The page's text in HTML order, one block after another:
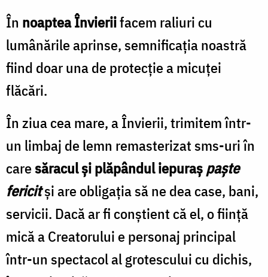
În noaptea Învieriifacem raliuri cu
lumânările aprinse, semnificaţia noastră
fiind doar una de protecţie a micuţei
flăcări.
În ziua cea mare, a Învierii, trimitem într-
un limbaj de lemn remasterizat sms-uri în
caresăracul şi plăpândul iepuraşpaşte
fericitşi are obligaţia să ne dea case, bani,
servicii. Dacă ar fi conştient că el, o fiinţă
mică a Creatorului e personaj principal
într-un spectacol al grotescului cu dichis,